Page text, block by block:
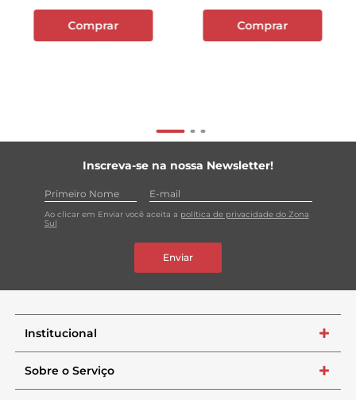
Comprar Comprar
Inscreva-se na nossa Newsletter!
Ao clicar em Enviar você aceita a política de privacidade do Zona
Sul
Enviar
Institucional +
Sobre o Serviço +